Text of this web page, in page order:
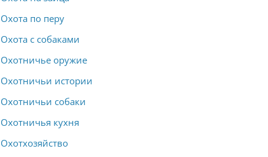
Охота по перу
Охота с собаками
Охотничье оружие
Охотничьи истории
Охотничьи собаки
Охотничья кухня
Охотхозяйство